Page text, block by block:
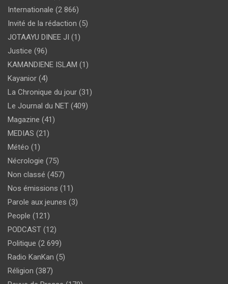
Internationale (2 866)
Invité de la rédaction (5)
JOTAAYU DINEE JI (1)
Justice (96)
KAMANDIENE ISLAM (1)
Kayanior (4)
La Chronique du jour (31)
Le Journal du NET (409)
Magazine (41)
MEDIAS (21)
Météo (1)
Nécrologie (75)
Non classé (457)
Nos émissions (11)
Parole aux jeunes (3)
People (121)
PODCAST (12)
Politique (2 699)
Radio KanKan (5)
Réligion (387)